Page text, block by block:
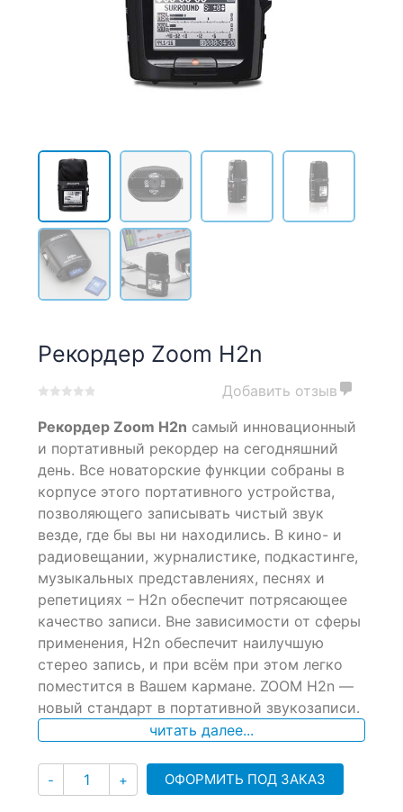
Рекордер Zoom H2n
out
on
customer
ratings
Добавить отзыв
Рекордер Zoom H2n самый инновационный
и портативный рекордер на сегодняшний
день. Все новаторские функции собраны в
корпусе этого портативного устройства,
позволяющего записывать чистый звук
везде, где бы вы ни находились. В кино- и
радиовещании, журналистике, подкастинге,
музыкальных представлениях, песнях и
репетициях – Н2n обеспечит потрясающее
качество записи. Вне зависимости от сферы
применения, Н2n обеспечит наилучшую
стерео запись, и при всём при этом легко
поместится в Вашем кармане. ZOOM H2n —
новый стандарт в портативной звукозаписи.
читать далее...
- Количество
+ ОФОРМИТЬ ПОД ЗАКАЗ